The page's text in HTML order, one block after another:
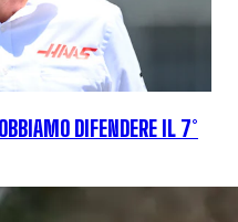
DIFENDERE IL 7°